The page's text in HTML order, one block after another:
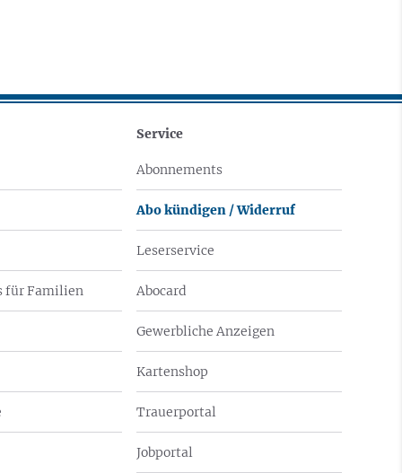
für Familien
Service
Abonnements
Abo kündigen / Widerruf
Leserservice
Abocard
Gewerbliche Anzeigen
Kartenshop
Trauerportal
Jobportal